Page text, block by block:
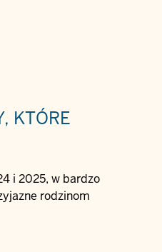
KTÓRE
i 2025, w bardzo
rodzinom